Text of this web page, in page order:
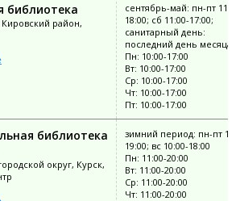
библиотека
Кировский район,
сентябрь-май: пн-пт
18:00; сб 11:00-17:00;
санитарный день:
последний день месяца
Пн: 10:00-17:00
Вт: 10:00-17:00
Ср: 10:00-17:00
Чт: 10:00-17:00
Пт: 10:00-17:00
библиотека
округ, Курск,
зимний период: пн-пт
19:00; вс 10:00-18:00
Пн: 11:00-20:00
Вт: 11:00-20:00
Ср: 11:00-20:00
Чт: 11:00-20:00